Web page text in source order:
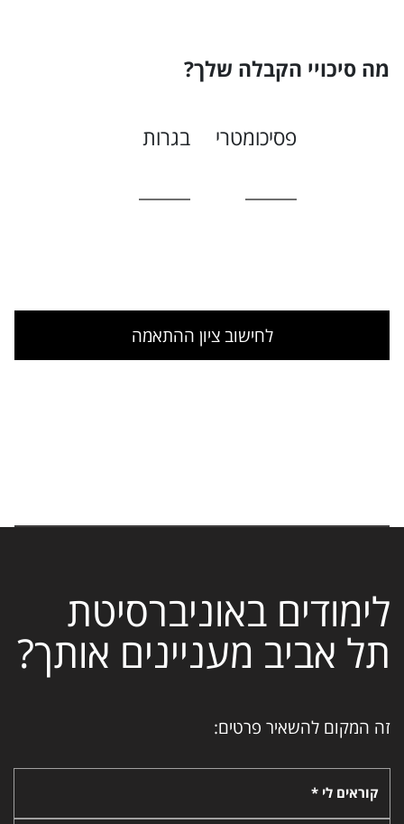
מה סיכויי הקבלה שלך?
פסיכומטרי בגרות
לחישוב ציון ההתאמה
לימודים באוניברסיטת
תל אביב מעניינים אותך?
זה המקום להשאיר פרטים:
קוראים לי *